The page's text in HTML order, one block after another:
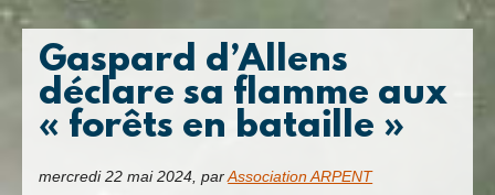
Gaspard d’Allens
déclare sa flamme aux
« forêts en bataille »
mercredi 22 mai 2024,parAssociation ARPENT